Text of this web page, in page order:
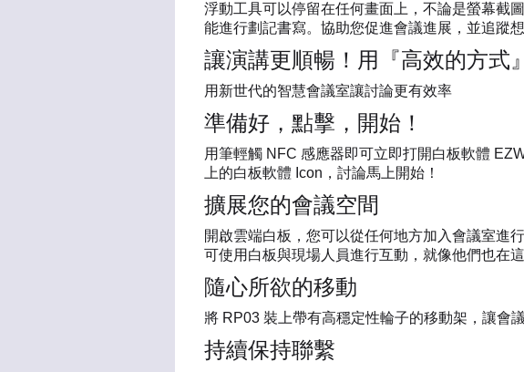
浮動工具可以停留在任何畫面上，不論是螢幕截
能進行劃記書寫。協助您促進會議進展，並追蹤想
讓演講更順暢！用『高效的方式
用新世代的智慧會議室讓討論更有效率
準備好，點擊，開始！
用筆輕觸 NFC 感應器即可立即打開白板軟體
上的白板軟體 Icon，討論馬上開始！
擴展您的會議空間
開啟雲端白板，您可以從任何地方加入會議室進
可使用白板與現場人員進行互動，就像他們也在這
隨心所欲的移動
將 RP03 裝上帶有高穩定性輪子的移動架，讓會
持續保持聯繫